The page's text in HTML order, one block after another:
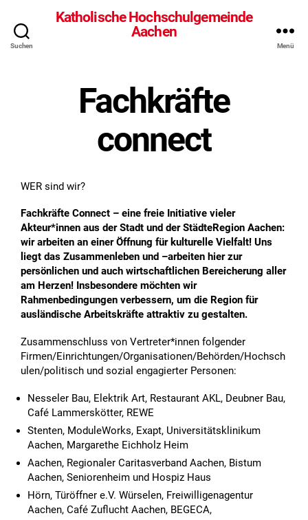
Suchen
Katholische Hochschulgemeinde
Aachen
Menü
Fachkräfte
connect
WER sind wir?
Fachkräfte Connect – eine freie Initiative vieler
Akteur*innen aus der Stadt und der StädteRegion Aachen:
wir arbeiten an einer Öffnung für kulturelle Vielfalt! Uns
liegt das Zusammenleben und –arbeiten hier zur
persönlichen und auch wirtschaftlichen Bereicherung aller
am Herzen! Insbesondere möchten wir
Rahmenbedingungen verbessern, um die Region für
ausländische Arbeitskräfte attraktiv zu gestalten.
Zusammenschluss von Vertreter*innen folgender
Firmen/Einrichtungen/Organisationen/Behörden/Hochsch
ulen/politisch und sozial engagierter Personen:
Nesseler Bau, Elektrik Art, Restaurant AKL, Deubner Bau,
Café Lammerskötter, REWE
Stenten, ModuleWorks, Exapt, Universitätsklinikum
Aachen, Margarethe Eichholz Heim
Aachen, Regionaler Caritasverband Aachen, Bistum
Aachen, Seniorenheim und Hospiz Haus
Hörn, Türöffner e.V. Würselen, Freiwilligenagentur
Aachen, Café Zuflucht Aachen, BEGECA,